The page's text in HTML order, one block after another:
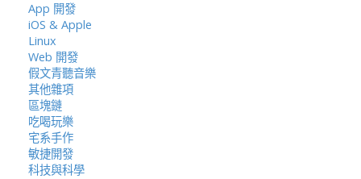
App 開發
iOS & Apple
Linux
Web 開發
假文青聽音樂
其他雜項
區塊鏈
吃喝玩樂
宅系手作
敏捷開發
科技與科學